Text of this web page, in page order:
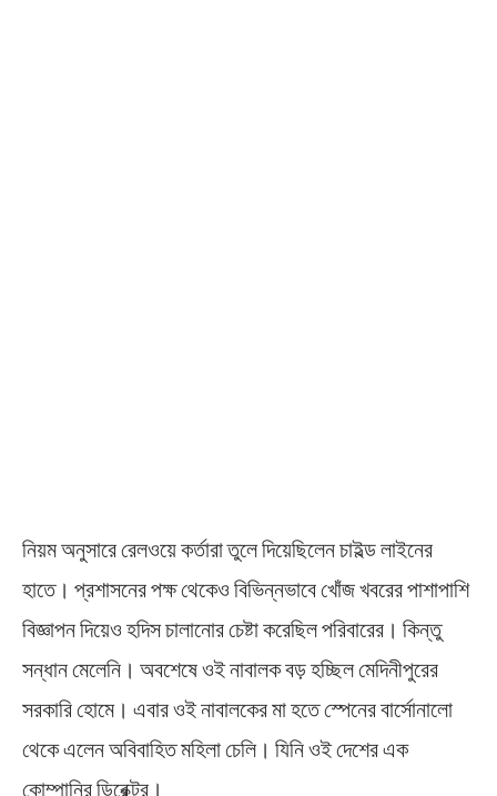
নিয়ম অনুসারে রেলওয়ে কর্তারা তুলে দিয়েছিলেন চাইল্ড লাইনের
হাতে। প্রশাসনের পক্ষ থেকেও বিভিন্নভাবে খোঁজ খবরের পাশাপাশি
বিজ্ঞাপন দিয়েও হদিস চালানোর চেষ্টা করেছিল পরিবারের। কিন্তু
সন্ধান মেলেনি। অবশেষে ওই নাবালক বড় হচ্ছিল মেদিনীপুরের
সরকারি হোমে। এবার ওই নাবালকের মা হতে স্পেনের বার্সোনালো
থেকে এলেন অবিবাহিত মহিলা চেলি। যিনি ওই দেশের এক
কোম্পানির ডিরেক্টর।